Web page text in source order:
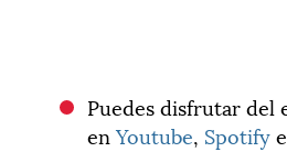
Puedes disfrutar del
enYoutube, Spotify